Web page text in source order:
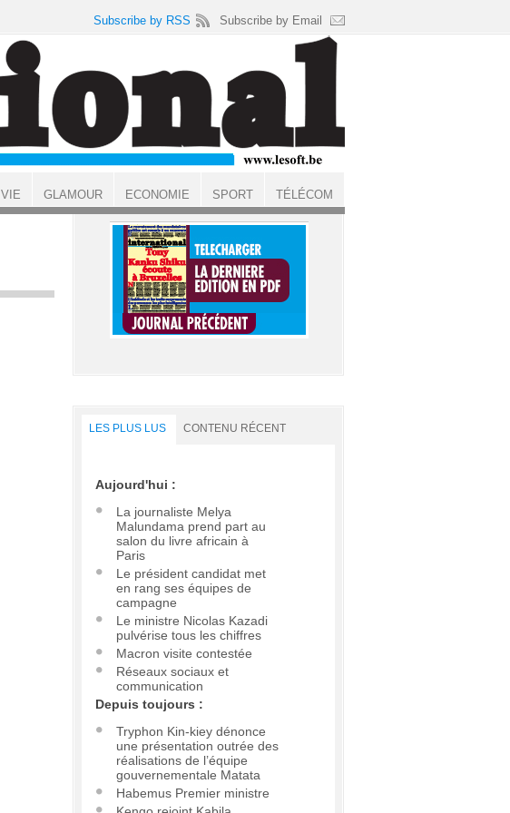
LES PLUS LUS CONTENU RÉCENT
Aujourd'hui :
La journaliste Melya
Malundama prend part au
salon du livre africain à
Paris
Le président candidat met
en rang ses équipes de
campagne
Le ministre Nicolas Kazadi
pulvérise tous les chiffres
Macron visite contestée
Réseaux sociaux et
communication
Depuis toujours :
Tryphon Kin-kiey dénonce
une présentation outrée des
réalisations de l’équipe
gouvernementale Matata
Habemus Premier ministre
Subscribe by RSS Subscribe by Email
VIE GLAMOUR ECONOMIE SPORT TÉLÉCOM